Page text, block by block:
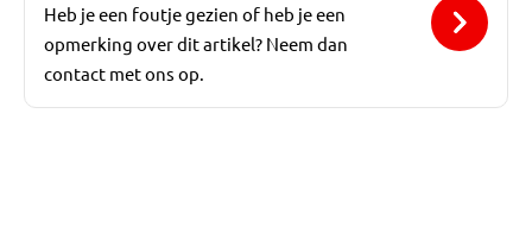
Heb je een foutje gezien of heb je een
opmerking over dit artikel? Neem dan
contact met ons op.